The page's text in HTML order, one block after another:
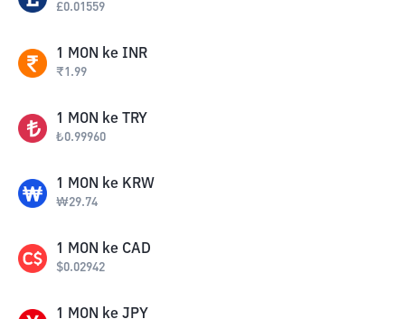
£0.01559
1 MON ke INR
₹1.99
1 MON ke TRY
₺0.99960
1 MON ke KRW
₩29.74
1 MON ke CAD
$0.02942
1 MON ke JPY